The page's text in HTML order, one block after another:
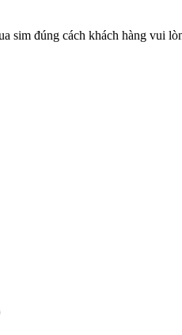
sim đúng cách khách hàng vui